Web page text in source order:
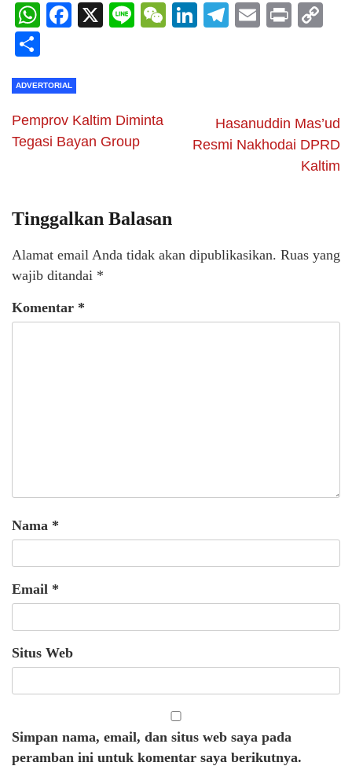
WhatsApp
Facebook
X LineWeChat
LinkedIn
Telegram
Email
Print
ADVERTORIAL
Pemprov Kaltim Diminta
Tegasi Bayan Group
Hasanuddin Mas’ud
Resmi Nakhodai DPRD
Kaltim
Tinggalkan Balasan
Alamat email Anda tidak akan dipublikasikan. Ruas yang
wajib ditandai *
Komentar *
Nama *
Email *
Situs Web
Simpan nama, email, dan situs web saya pada
peramban ini untuk komentar saya berikutnya.